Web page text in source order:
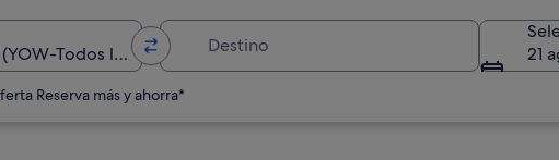
21
Reserva más y ahorra*